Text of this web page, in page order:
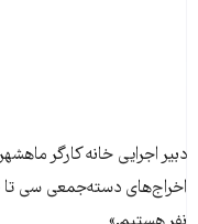
دبیر اجرایی خانه کارگر
اخراج‌های دسته‌جمعی سی تا